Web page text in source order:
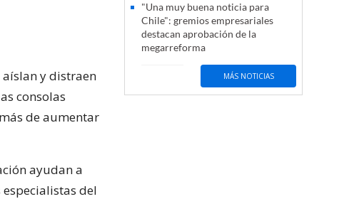
aíslan y distraen
consolas
de aumentar
ayudan a
del
"Una muy buena noticia para
Chile": gremios empresariales
destacan aprobación de la
megarreforma
MÁS NOTICIAS